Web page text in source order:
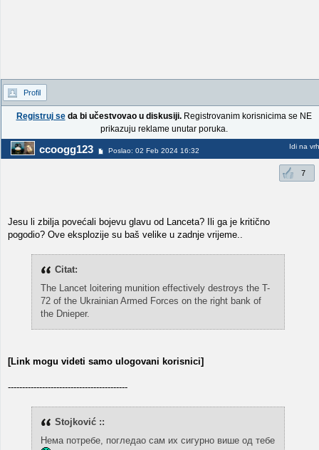
Profil
Registruj seda bi učestvovao u diskusiji.Registrovanim korisnicima se NE
prikazuju reklame unutar poruka.
ccoogg123 Poslao: 02 Feb 2024 16:32
Idi na vrh
7
Jesu li zbilja povećali bojevu glavu od Lanceta? Ili ga je kritično
pogodio? Ove eksplozije su baš velike u zadnje vrijeme..
Citat:
The Lancet loitering munition effectively destroys the T-
72 of the Ukrainian Armed Forces on the right bank of
the Dnieper.
[Link mogu videti samo ulogovani korisnici]
------------------------------------------
Stojković ::
Нема потребе, погледао сам их сигурно више од тебе